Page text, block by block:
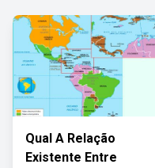
Qual A Relação
Existente Entre